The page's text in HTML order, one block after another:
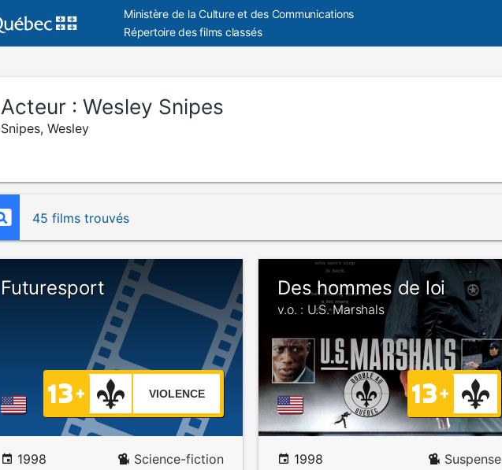
Ministère de la Culture et des Communications
Répertoire des films classés
Acteur : Wesley Snipes
Snipes, Wesley
45 films trouvés
Futuresport
VIOLENCE
1998 Science-fiction
Des hommes de loi
v.o. : U.S. Marshals
1998 Suspense